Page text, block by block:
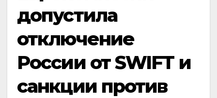
допустила
отключение
России от SWIFT и
санкции против